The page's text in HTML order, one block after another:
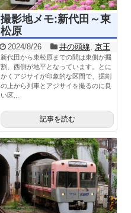
撮影地メモ:新代田～東
松原
2024/8/26 井の頭線, 京王
新代田から東松原までの間は東側が掘
割、西側が地平となっています。とに
かくアジサイが印象的な区間で、掘割
の上から列車とアジサイを撮るのに良
い区...
記事を読む